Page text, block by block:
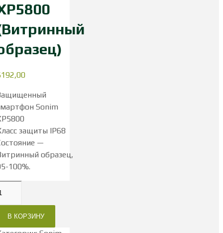
192,00
Sonim
защиты IP68
—
образец,
100%.
В КОРЗИНУ